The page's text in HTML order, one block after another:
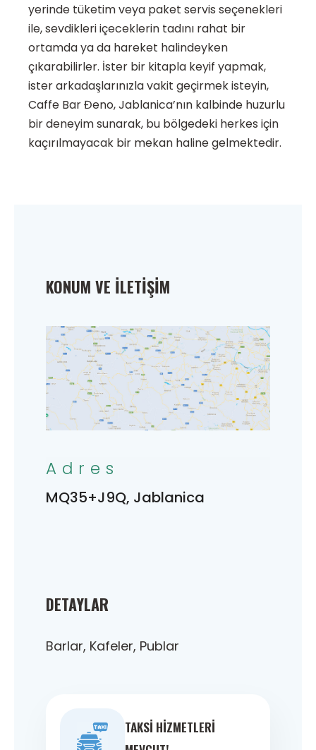
yerinde tüketim veya paket servis seçenekleri
ile, sevdikleri içeceklerin tadını rahat bir
ortamda ya da hareket halindeyken
çıkarabilirler. İster bir kitapla keyif yapmak,
ister arkadaşlarınızla vakit geçirmek isteyin,
Caffe Bar Đeno, Jablanica’nın kalbinde huzurlu
bir deneyim sunarak, bu bölgedeki herkes için
kaçırılmayacak bir mekan haline gelmektedir.
DETAYLAR
Barlar, Kafeler, Publar
TAKSI HIZMETLERI
KONUM VE İLETIŞIM
Adres
MQ35+J9Q, Jablanica